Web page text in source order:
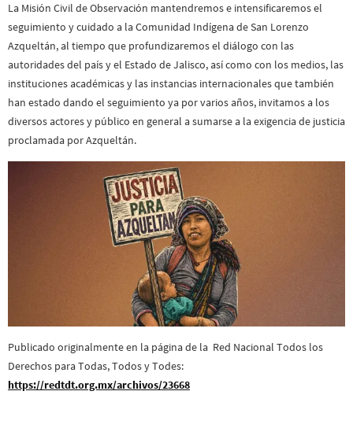
La Misión Civil de Observación mantendremos e intensificaremos el
seguimiento y cuidado a la Comunidad Indígena de San Lorenzo
Azqueltán, al tiempo que profundizaremos el diálogo con las
autoridades del país y el Estado de Jalisco, así como con los medios, las
instituciones académicas y las instancias internacionales que también
han estado dando el seguimiento ya por varios años, invitamos a los
diversos actores y público en general a sumarse a la exigencia de justicia
proclamada por Azqueltán.
Publicado originalmente en la página de la Red Nacional Todos los
Derechos para Todas, Todos y Todes:
https://redtdt.org.mx/archivos/23668